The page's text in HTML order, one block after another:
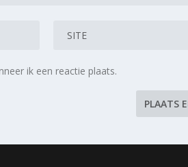
ik een reactie plaats.